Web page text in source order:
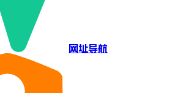
网址导航